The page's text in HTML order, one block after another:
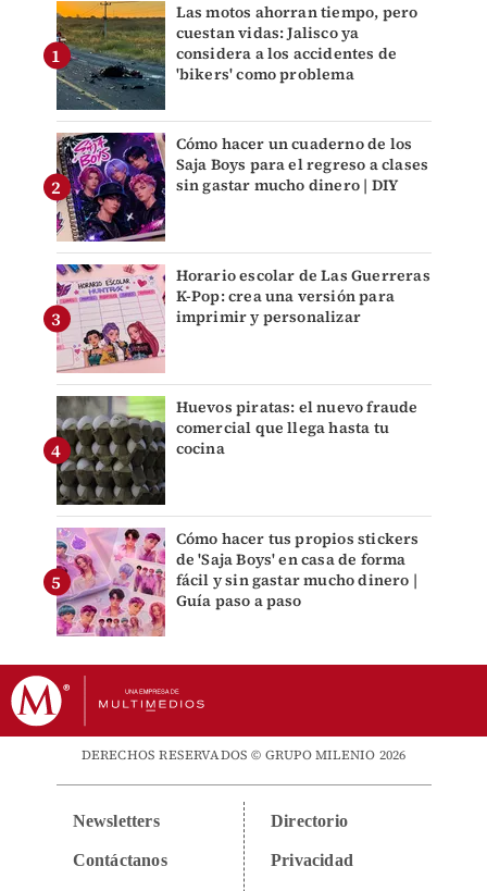
Las motos ahorran tiempo, pero
cuestan vidas: Jalisco ya
considera a los accidentes de
'bikers' como problema
Cómo hacer un cuaderno de los
Saja Boys para el regreso a clases
sin gastar mucho dinero | DIY
Horario escolar de Las Guerreras
K-Pop: crea una versión para
imprimir y personalizar
Huevos piratas: el nuevo fraude
comercial que llega hasta tu
cocina
Cómo hacer tus propios stickers
de 'Saja Boys' en casa de forma
fácil y sin gastar mucho dinero |
Guía paso a paso
DERECHOS RESERVADOS © GRUPO MILENIO 2026
Newsletters
Contáctanos
Directorio
Privacidad